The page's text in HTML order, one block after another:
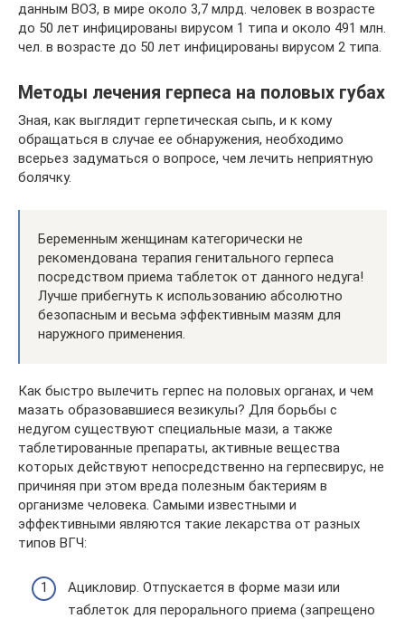
данным ВОЗ, в мире около 3,7 млрд. человек в возрасте
до 50 лет инфицированы вирусом 1 типа и около 491 млн.
чел. в возрасте до 50 лет инфицированы вирусом 2 типа.
Методы лечения герпеса на половых губах
Зная, как выглядит герпетическая сыпь, и к кому
обращаться в случае ее обнаружения, необходимо
всерьез задуматься о вопросе, чем лечить неприятную
болячку.
Беременным женщинам категорически не
рекомендована терапия генитального герпеса
посредством приема таблеток от данного недуга!
Лучше прибегнуть к использованию абсолютно
безопасным и весьма эффективным мазям для
наружного применения.
Как быстро вылечить герпес на половых органах, и чем
мазать образовавшиеся везикулы? Для борьбы с
недугом существуют специальные мази, а также
таблетированные препараты, активные вещества
которых действуют непосредственно на герпесвирус, не
причиняя при этом вреда полезным бактериям в
организме человека. Самыми известными и
эффективными являются такие лекарства от разных
типов ВГЧ:
Ацикловир. Отпускается в форме мази или
таблеток для перорального приема (запрещено